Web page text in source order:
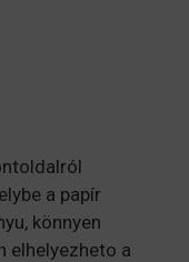
a papír
könnyen
elhelyezheto a